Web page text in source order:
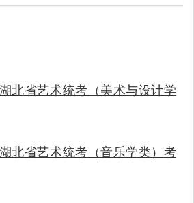
北省艺术统考（美术与设计学
北省艺术统考（音乐学类）考